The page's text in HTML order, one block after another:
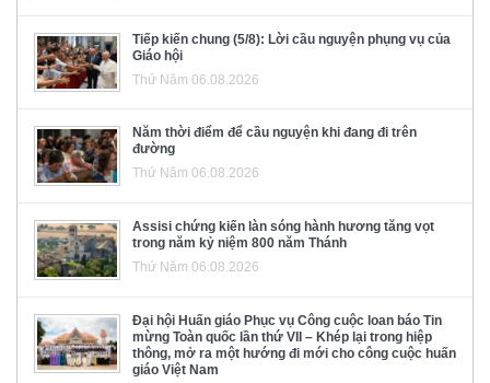
Tiếp kiến chung (5/8): Lời cầu nguyện phụng vụ của
Giáo hội
Thứ Năm 06.08.2026
Năm thời điểm để cầu nguyện khi đang đi trên
đường
Thứ Năm 06.08.2026
Assisi chứng kiến làn sóng hành hương tăng vọt
trong năm kỷ niệm 800 năm Thánh
Thứ Năm 06.08.2026
Đại hội Huấn giáo Phục vụ Công cuộc loan báo Tin
mừng Toàn quốc lần thứ VII – Khép lại trong hiệp
thông, mở ra một hướng đi mới cho công cuộc huấn
giáo Việt Nam